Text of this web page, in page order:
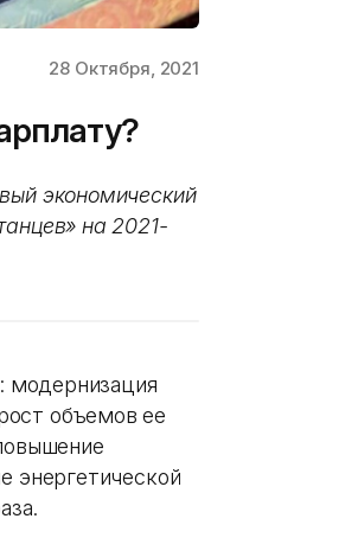
28 Октября, 2021
экономический
на 2021-
модернизация
объемов ее
энергетической